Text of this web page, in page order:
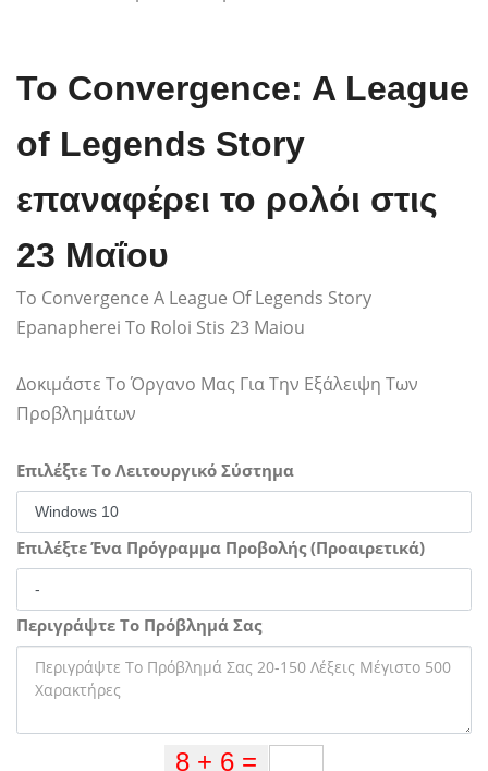
Το Convergence: A League
of Legends Story
επαναφέρει το ρολόι στις
23 Μαΐου
To Convergence A League Of Legends Story
Epanapherei To Roloi Stis 23 Maiou
Δοκιμάστε Το Όργανο Μας Για Την Εξάλειψη Των
Προβλημάτων
Επιλέξτε Το Λειτουργικό Σύστημα
Επιλέξτε Ένα Πρόγραμμα Προβολής (Προαιρετικά)
Περιγράψτε Το Πρόβλημά Σας